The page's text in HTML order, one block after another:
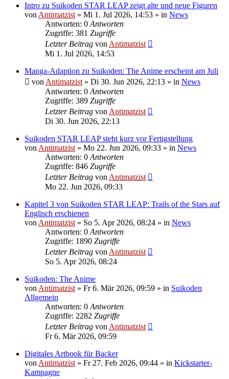
Intro zu Suikoden STAR LEAP zeigt alte und neue Figuren
von Antimatzist » Mi 1. Jul 2026, 14:53 » in News
Antworten: 0 Antworten
Zugriffe: 381 Zugriffe
Letzter Beitrag von Antimatzist
Mi 1. Jul 2026, 14:53
Manga-Adaption zu Suikoden: The Anime erscheint am Juli
von Antimatzist » Di 30. Jun 2026, 22:13 » in News
Antworten: 0 Antworten
Zugriffe: 389 Zugriffe
Letzter Beitrag von Antimatzist
Di 30. Jun 2026, 22:13
Suikoden STAR LEAP steht kurz vor Fertigstellung
von Antimatzist » Mo 22. Jun 2026, 09:33 » in News
Antworten: 0 Antworten
Zugriffe: 846 Zugriffe
Letzter Beitrag von Antimatzist
Mo 22. Jun 2026, 09:33
Kapitel 3 von Suikoden STAR LEAP: Trails of the Stars auf
Englisch erschienen
von Antimatzist » So 5. Apr 2026, 08:24 » in News
Antworten: 0 Antworten
Zugriffe: 1890 Zugriffe
Letzter Beitrag von Antimatzist
So 5. Apr 2026, 08:24
Suikoden: The Anime
von Antimatzist » Fr 6. Mär 2026, 09:59 » in Suikoden
Allgemein
Antworten: 0 Antworten
Zugriffe: 2282 Zugriffe
Letzter Beitrag von Antimatzist
Fr 6. Mär 2026, 09:59
Digitales Artbook für Backer
von Antimatzist » Fr 27. Feb 2026, 09:44 » in Kickstarter-
Kampagne